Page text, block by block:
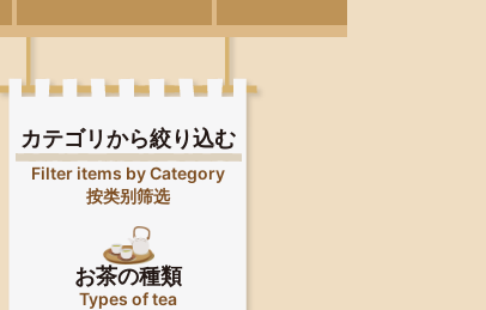
カテゴリから絞り込む
Filter items by Category
按类别筛选
お茶の種類
Types of tea